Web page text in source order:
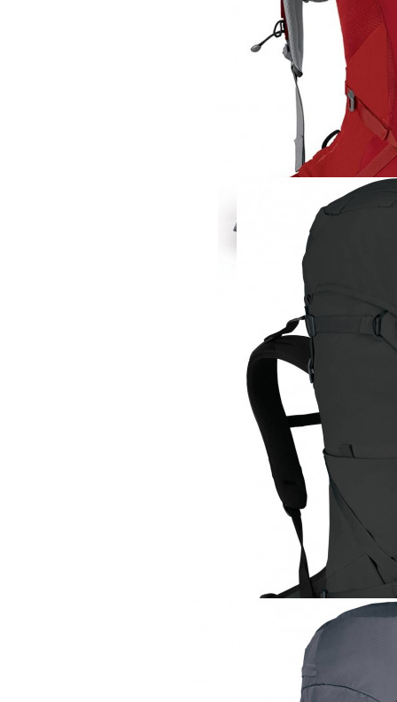
Osprey Ariel Plus
40 800 руб
Osprey Archeon
47 960 руб